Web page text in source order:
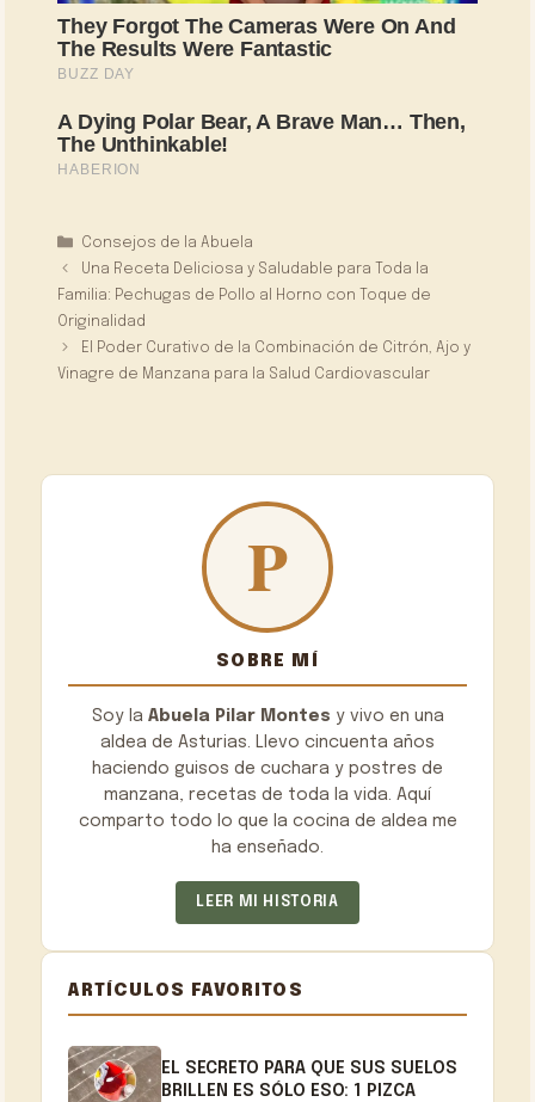
Categorías
Consejos de la Abuela
Una Receta Deliciosa y Saludable para Toda la
Familia: Pechugas de Pollo al Horno con Toque de
Originalidad
El Poder Curativo de la Combinación de Citrón, Ajo y
Vinagre de Manzana para la Salud Cardiovascular
SOBRE MÍ
Soy la Abuela Pilar Montes y vivo en una
aldea de Asturias. Llevo cincuenta años
haciendo guisos de cuchara y postres de
manzana, recetas de toda la vida. Aquí
comparto todo lo que la cocina de aldea me
ha enseñado.
LEER MI HISTORIA
ARTÍCULOS FAVORITOS
EL SECRETO PARA QUE SUS SUELOS
BRILLEN ES SÓLO ESO: 1 PIZCA